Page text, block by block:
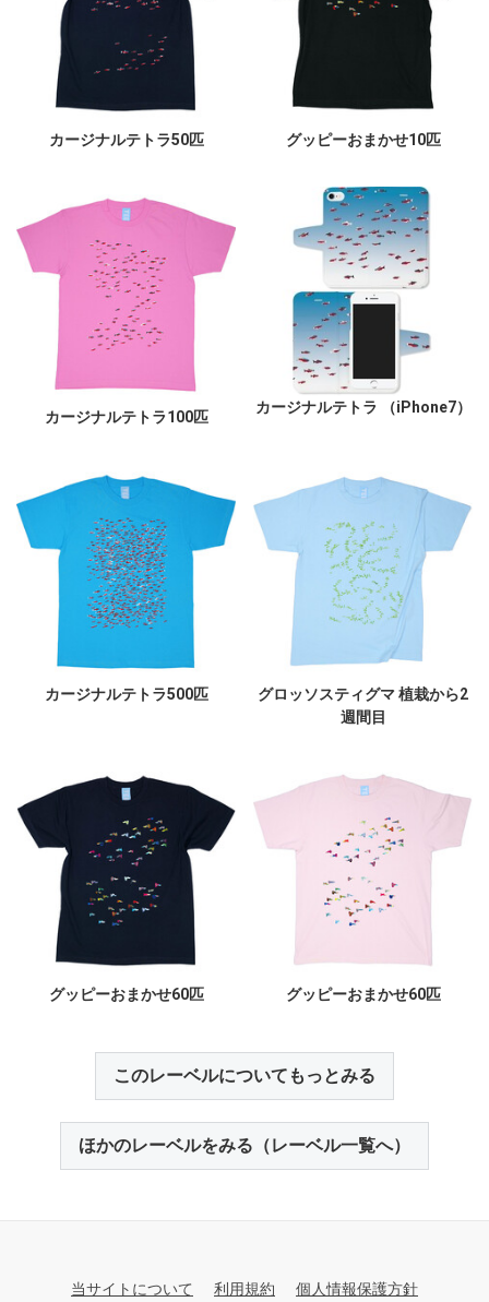
カージナルテトラ50匹 グッピーおまかせ10匹
カージナルテトラ100匹
カージナルテトラ （iPhone7）
カージナルテトラ500匹
グロッソスティグマ 植栽から2
週間目
グッピーおまかせ60匹 グッピーおまかせ60匹
このレーベルについてもっとみる
ほかのレーベルをみる（レーベル一覧へ）
当サイトについて 利用規約 個人情報保護方針